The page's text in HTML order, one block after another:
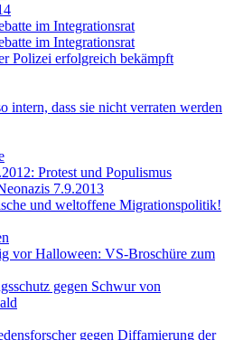
im Integrationsrat
im Integrationsrat
Polizei erfolgreich bekämpft
intern, dass sie nicht verraten werden
Protest und Populismus
7.9.2013
und weltoffene Migrationspolitik!
vor Halloween: VS-Broschüre zum
gegen Schwur von
gegen Diffamierung der